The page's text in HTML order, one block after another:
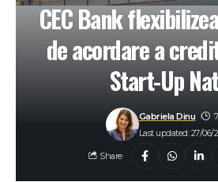
CEC Bank
de acordare a
Start-Up
Last updated: 27/06/
Gabriela Dinu
Share